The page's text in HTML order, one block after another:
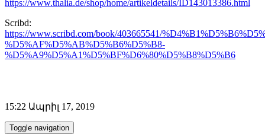
https://www.thalia.de/shop/home/artikeldetails/ID143013386.html
Scribd:
https://www.scribd.com/book/403665541/
%D5%AF%D5%AB%D5%B6%D5%B8-
%D5%A9%D5%A1%D5%BF%D6%80%D5%B8%D5%B6
15:22 Ապրիլ 17, 2019
Toggle navigation